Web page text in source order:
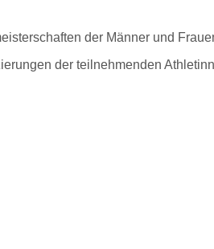
der Männer und
der teilnehmenden